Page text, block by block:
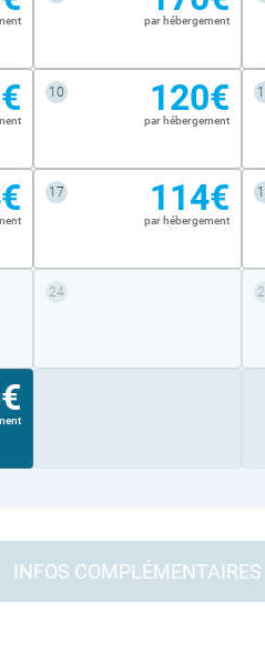
par hébergement
10 120€
par hébergement
17 114€
par hébergement
24
INFOS COMPLÉMENTAIRES